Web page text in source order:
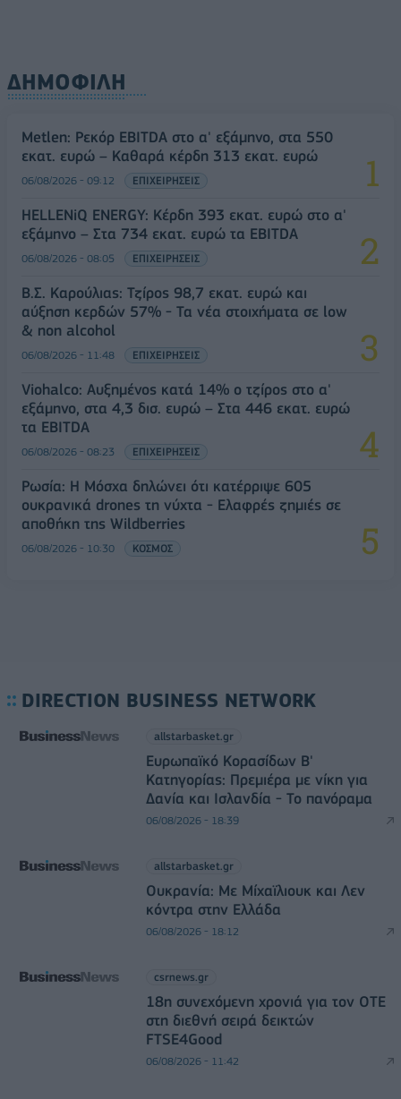
ΔΗΜΟΦΙΛΗ
Metlen: Ρεκόρ EBITDA στο α' εξάμηνο, στα 550
εκατ. ευρώ – Καθαρά κέρδη 313 εκατ. ευρώ
06/08/2026 - 09:12 ΕΠΙΧΕΙΡΗΣΕΙΣ
HELLENiQ ENERGY: Κέρδη 393 εκατ. ευρώ στο α'
εξάμηνο – Στα 734 εκατ. ευρώ τα EBITDA
06/08/2026 - 08:05 ΕΠΙΧΕΙΡΗΣΕΙΣ
Β.Σ. Καρούλιας: Τζίρος 98,7 εκατ. ευρώ και
αύξηση κερδών 57% - Τα νέα στοιχήματα σε low
& non alcohol
06/08/2026 - 11:48 ΕΠΙΧΕΙΡΗΣΕΙΣ
Viohalco: Αυξημένος κατά 14% ο τζίρος στο α'
εξάμηνο, στα 4,3 δισ. ευρώ – Στα 446 εκατ. ευρώ
τα EBITDA
06/08/2026 - 08:23 ΕΠΙΧΕΙΡΗΣΕΙΣ
Ρωσία: Η Μόσχα δηλώνει ότι κατέρριψε 605
ουκρανικά drones τη νύχτα - Ελαφρές ζημιές σε
αποθήκη της Wildberries
06/08/2026 - 10:30 ΚΟΣΜΟΣ
DIRECTION BUSINESS NETWORK
allstarbasket.gr
Ευρωπαϊκό Κορασίδων Β'
Κατηγορίας: Πρεμιέρα με νίκη για
Δανία και Ισλανδία - Το πανόραμα
06/08/2026 - 18:39
allstarbasket.gr
Ουκρανία: Με Μίχαϊλιουκ και Λεν
κόντρα στην Ελλάδα
06/08/2026 - 18:12
csrnews.gr
18η συνεχόμενη χρονιά για τον ΟΤΕ
στη διεθνή σειρά δεικτών
FTSE4Good
06/08/2026 - 11:42